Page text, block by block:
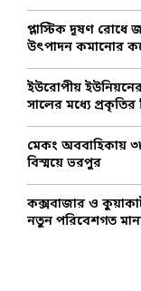
প্লাস্টিক দূষণ রোধে
উৎপাদন কমানোর
ইউরোপীয় ইউনিয়নের
সালের মধ্যে
মেকং অববাহিকায়
বিস্ময়ে ভরপুর
কক্সবাজার ও
নতুন পরিবেশগত